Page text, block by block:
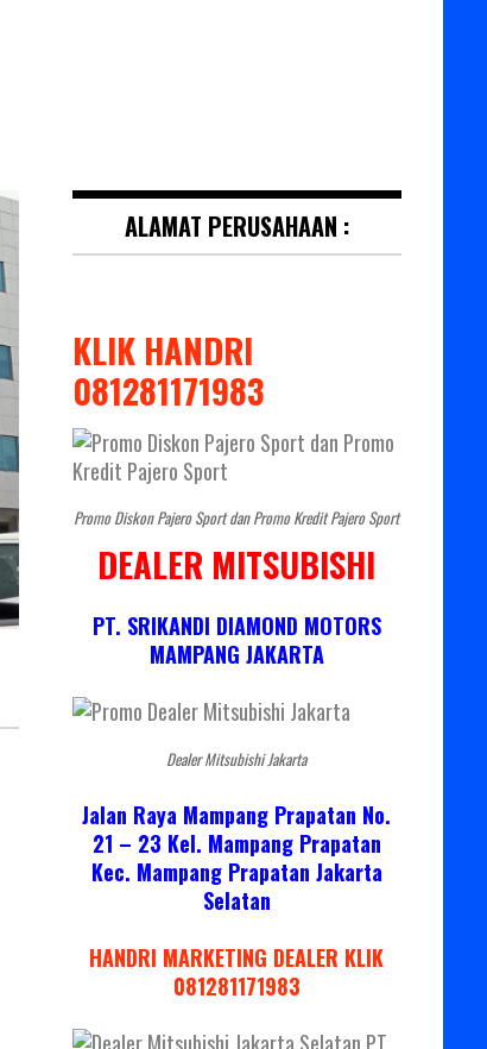
ALAMAT PERUSAHAAN :
KLIK HANDRI
081281171983
Promo Diskon Pajero Sport dan Promo Kredit Pajero Sport
DEALER MITSUBISHI
PT. SRIKANDI DIAMOND MOTORS
MAMPANG JAKARTA
Dealer Mitsubishi Jakarta
Jalan Raya Mampang Prapatan No.
21 – 23 Kel. Mampang Prapatan
Kec. Mampang Prapatan Jakarta
Selatan
HANDRI MARKETING DEALER KLIK
081281171983